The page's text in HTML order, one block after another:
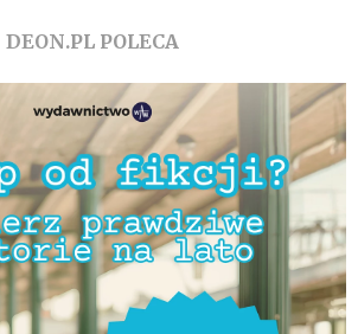
DEON.PL POLECA